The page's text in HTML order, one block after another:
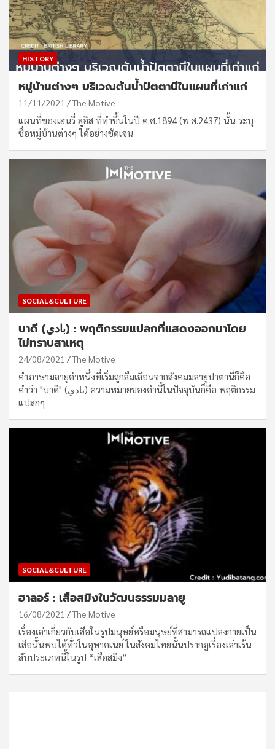
HISTORY
หมู่บ้านต่างๆ บริเวณต้นน้ำปัตตานีในแผนที่เก่าแก่
11/11/2021 The Motive
แผนที่ของเฮนรี่ ลูอิส ที่ทำขึ้นในปี ค.ศ.1894 (พ.ศ.2437) นั้น ระบุ
ชื่อหมู่บ้านต่างๆ ได้อย่างชัดเจน
SOCIAL&CULTURE
บาดี (بادي) : พฤติกรรมแปลกที่แสดงออกมาโดย
ไม่ทราบสาเหตุ
24/08/2021 The Motive
คำภาษามลายูคำหนึ่งที่เริ่มถูกลืมเลือนจากสังคมมลายูปาตานีก็คือ
คำว่า "บาดี" (بادي) ความหมายของคำนี้ในปัจจุบันก็คือ พฤติกรรม
แปลกๆ
SOCIAL&CULTURE
ฮาลอร์ : เสือสมิงในวัฒนธรรมมลายู
16/08/2021 The Motive
เรื่องเล่าเกี่ยวกับเสือในรูปมนุษย์หรือมนุษย์ที่สามารถแปลงกายเป็น
เสือนั้นพบได้ทั่วในอุษาคเนย์ ในสังคมไทยนั้นปรากฏเรื่องเล่าเร้น
ลับประเภทนี้ในรูป “เสือสมิง”